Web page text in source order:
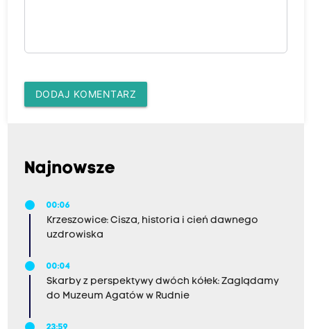
DODAJ KOMENTARZ
Najnowsze
00:06
Krzeszowice: Cisza, historia i cień dawnego
uzdrowiska
00:04
Skarby z perspektywy dwóch kółek: Zaglądamy
do Muzeum Agatów w Rudnie